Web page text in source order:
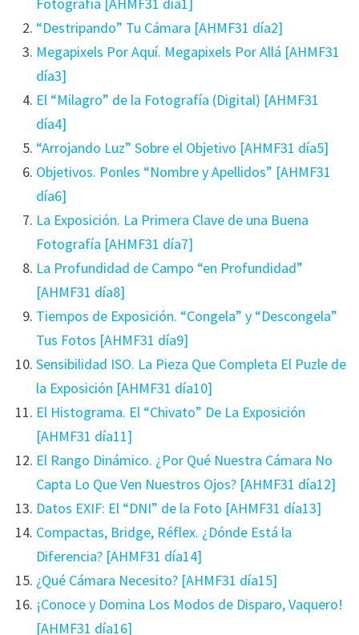
“Destripando” Tu Cámara [AHMF31 día2]
Megapixels Por Aquí. Megapixels Por Allá [AHMF31
día3]
El “Milagro” de la Fotografía (Digital) [AHMF31
día4]
“Arrojando Luz” Sobre el Objetivo [AHMF31 día5]
Objetivos. Ponles “Nombre y Apellidos” [AHMF31
día6]
La Exposición. La Primera Clave de una Buena
Fotografía [AHMF31 día7]
La Profundidad de Campo “en Profundidad”
[AHMF31 día8]
Tiempos de Exposición. “Congela” y “Descongela”
Tus Fotos [AHMF31 día9]
Sensibilidad ISO. La Pieza Que Completa El Puzle de
la Exposición [AHMF31 día10]
El Histograma. El “Chivato” De La Exposición
[AHMF31 día11]
El Rango Dinámico. ¿Por Qué Nuestra Cámara No
Capta Lo Que Ven Nuestros Ojos? [AHMF31 día12]
Datos EXIF: El “DNI” de la Foto [AHMF31 día13]
Compactas, Bridge, Réflex. ¿Dónde Está la
Diferencia? [AHMF31 día14]
¿Qué Cámara Necesito? [AHMF31 día15]
¡Conoce y Domina Los Modos de Disparo, Vaquero!
[AHMF31 día16]